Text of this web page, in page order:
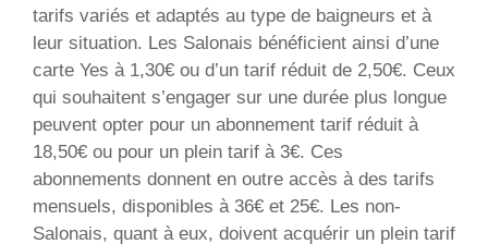
tarifs variés et adaptés au type de baigneurs et à
leur situation. Les Salonais bénéficient ainsi d’une
carte Yes à 1,30€ ou d’un tarif réduit de 2,50€. Ceux
qui souhaitent s’engager sur une durée plus longue
peuvent opter pour un abonnement tarif réduit à
18,50€ ou pour un plein tarif à 3€. Ces
abonnements donnent en outre accès à des tarifs
mensuels, disponibles à 36€ et 25€. Les non-
Salonais, quant à eux, doivent acquérir un plein tarif